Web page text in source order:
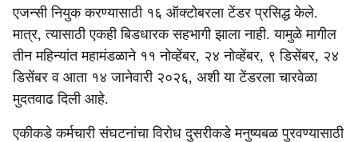
एजन्सी नियुक करण्यासाठी १६ ऑक्टोबरला टेंडर प्रसिद्ध केले.
मात्र, त्यासाठी एकही बिडधारक सहभागी झाला नाही. यामुळे मागील
तीन महिन्यांत महामंडळाने ११ नोव्हेंबर, २४ नोव्हेंबर, ९ डिसेंबर, २४
डिसेंबर व आता १४ जानेवारी २०२६, अशी या टेंडरला चारवेळा
मुदतवाढ दिली आहे.
एकीकडे कर्मचारी संघटनांचा विरोध दुसरीकडे मनुष्यबळ पुरवण्यासाठी